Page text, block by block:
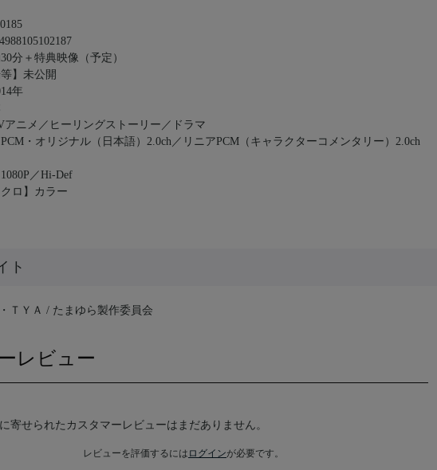
分＋特典映像（予定）
】未公開
年
アニメ／ヒーリングストーリー／ドラマ
PCM・オリジナル（日本語）2.0ch／リニアPCM（キャラクターコメンタリー）2.0ch
／Hi-Def
ロ】カラー
ト
ＴＹＡ / たまゆら製作委員会
レビュー
寄せられたカスタマーレビューはまだありません。
レビューを評価するには ログインが必要です。